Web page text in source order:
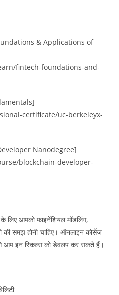
& Applications of
fintech-foundations-and-
certificate/uc-berkeleyx-
Nanodegree]
blockchain-developer-
लिए आपको फाइनेंशियल मॉडलिंग,
की समझ होनी चाहिए। ऑनलाइन कोर्सेज
से आप इन स्किल्स को डेवलप कर सकते हैं।